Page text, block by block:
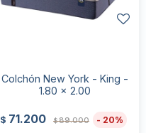
Colchón New York - King -
1.80 x 2.00
$ 71.200 $89.000 20